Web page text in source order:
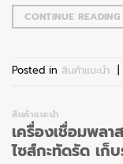
CONTINUE READING
Posted in สินค้าแนะนำ |
สินค้าแนะนำ
เครื่องเชื่อมพลา
ไซส์กะทัดรัด เก็